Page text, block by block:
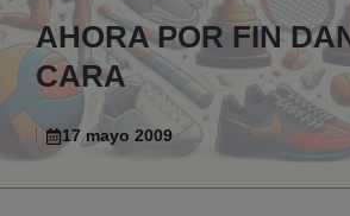
AHORA POR FIN
CARA
17 mayo 2009